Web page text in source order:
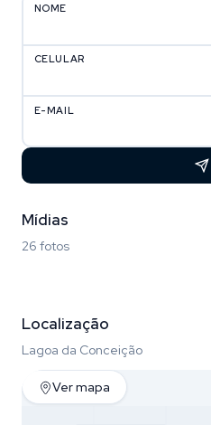
NOME
CELULAR
E-MAIL
Mídias
26 fotos
Localização
Lagoa da Conceição
Ver mapa